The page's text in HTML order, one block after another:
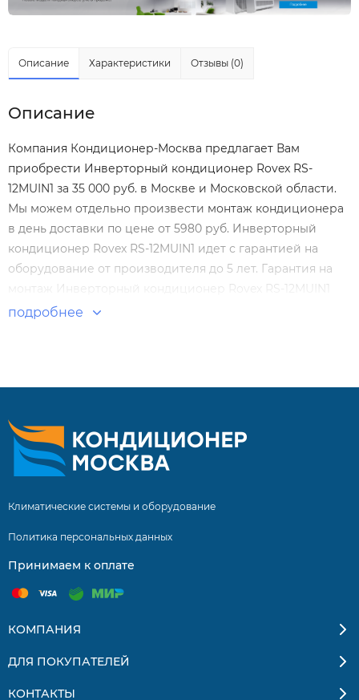
Описание Характеристики Отзывы (0)
Описание
Компания Кондиционер-Москва предлагает Вам
приобрести Инверторный кондиционер Rovex RS-
12MUIN1 за 35 000 руб. в Москве и Московской области.
Мы можем отдельно произвести монтаж кондиционера
в день доставки по цене от 5980 руб. Инверторный
кондиционер Rovex RS-12MUIN1 идет с гарантией на
оборудование от производителя до 5 лет. Гарантия на
монтаж Инверторный кондиционер Rovex RS-12MUIN1
нашими специалистами составляет 5 лет! Инверторные
специалисты. Гарантия на монтаж 5 лет.
подробнее
Климатические системы и оборудование
Политика персональных данных
Принимаем к оплате
КОМПАНИЯ
ДЛЯ ПОКУПАТЕЛЕЙ
КОНТАКТЫ